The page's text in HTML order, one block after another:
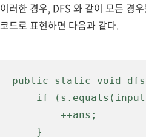
이러한 경우, DFS 와 같이 모든 경
코드로 표현하면 다음과 같다.
public static void